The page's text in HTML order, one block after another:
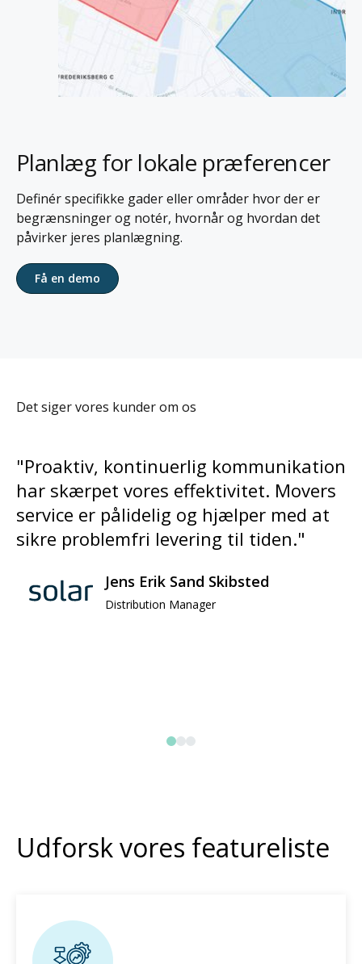
Planlæg for lokale præferencer
Definér specifikke gader eller områder hvor der er
begrænsninger og notér, hvornår og hvordan det
påvirker jeres planlægning.
Få en demo
Det siger vores kunder om os
"Proaktiv, kontinuerlig kommunikation
har skærpet vores effektivitet. Movers
service er pålidelig og hjælper med at
sikre problemfri levering til tiden."
Jens Erik Sand Skibsted
Distribution Manager
Udforsk vores featureliste